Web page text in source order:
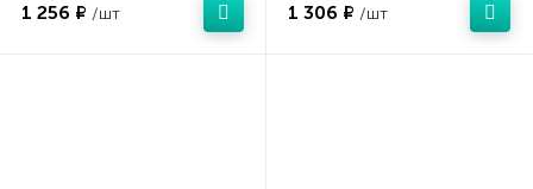
1 256 ₽ /шт 1 306 ₽ /шт